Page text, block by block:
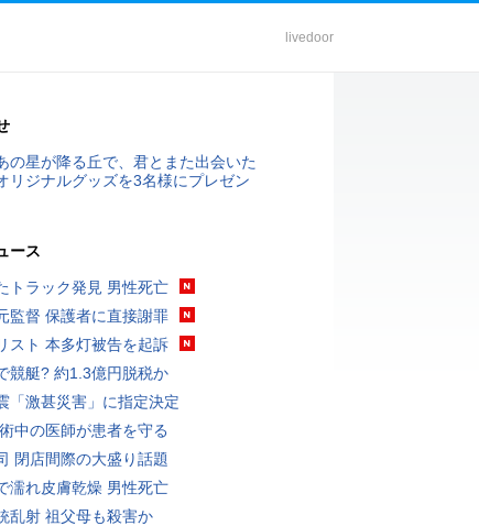
livedoor
の星が降る丘で、君とまた出会いた
リジナルグッズを3名様にプレゼン
ース
トラック発見 男性死亡
監督 保護者に直接謝罪
スト 本多灯被告を起訴
競艇? 約1.3億円脱税か
「激甚災害」に指定決定
中の医師が患者を守る
閉店間際の大盛り話題
濡れ皮膚乾燥 男性死亡
乱射 祖父母も殺害か